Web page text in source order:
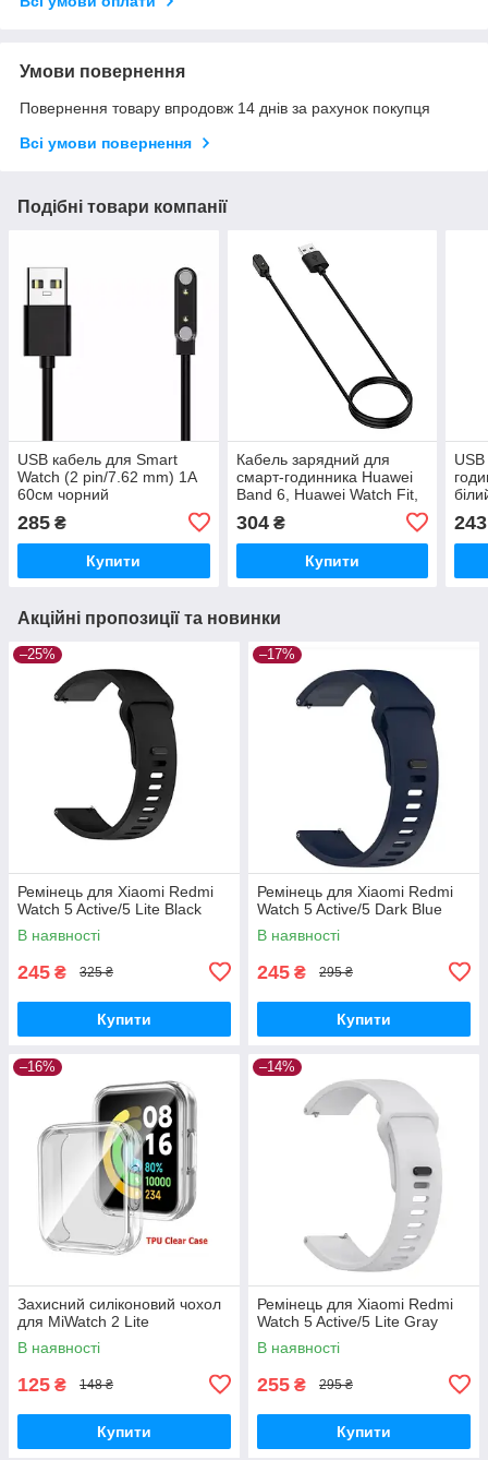
Умови повернення
Повернення товару впродовж 14 днів за рахунок покупця
Всі умови повернення
Подібні товари компанії
USB кабель для Smart
Watch (2 pin/7.62 mm) 1A
60см чорний
285 ₴
Купити
Кабель зарядний для
смарт-годинника Huawei
Band 6, Huawei Watch Fit,
Children Watch 4X, Honor
Band 6, Watch ES
304₴
Купити
243
Акційні пропозиції та новинки
–25%
Ремінець для Xiaomi Redmi
Watch 5 Active/5 Lite Black
В наявності
245 ₴ 325 ₴
Купити
–17%
Ремінець для Xiaomi Redmi
Watch 5 Active/5 Dark Blue
В наявності
245 ₴ 295 ₴
Купити
–16%
Захисний силіконовий чохол
для MiWatch 2 Lite
В наявності
125 ₴ 148 ₴
Купити
–14%
Ремінець для Xiaomi Redmi
Watch 5 Active/5 Lite Gray
В наявності
255 ₴ 295 ₴
Купити